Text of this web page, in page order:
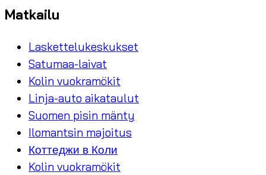
Matkailu
Laskettelukeskukset
Satumaa-laivat
Kolin vuokramökit
Linja-auto aikataulut
Suomen pisin mänty
Ilomantsin majoitus
Коттеджи в Коли
Kolin vuokramökit